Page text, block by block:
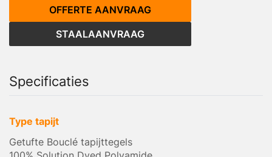
OFFERTE AANVRAAG
STAALAANVRAAG
Specificaties
Type tapijt
Getufte Bouclé tapijttegels